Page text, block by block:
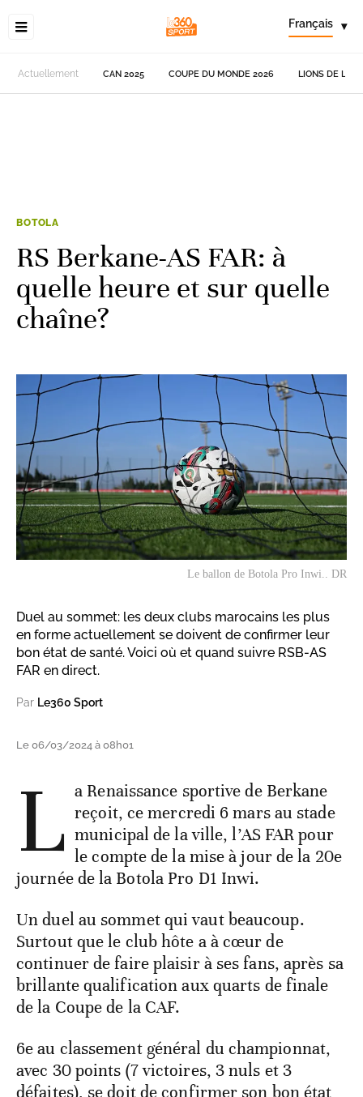
Français ▾
Actuellement CAN 2025 COUPE DU MONDE 2026 LIONS DE
BOTOLA
RS Berkane-AS FAR: à
quelle heure et sur quelle
chaîne?
Le ballon de Botola Pro Inwi.. DR
Duel au sommet: les deux clubs marocains les plus
en forme actuellement se doivent de confirmer leur
bon état de santé. Voici où et quand suivre RSB-AS
FAR en direct.
Par Le360 Sport
Le 06/03/2024 à 08h01
L a Renaissance sportive de Berkane
reçoit, ce mercredi 6 mars au stade
municipal de la ville, l’AS FAR pour
le compte de la mise à jour de la 20e
journée de la Botola Pro D1 Inwi.
Un duel au sommet qui vaut beaucoup.
Surtout que le club hôte a à cœur de
continuer de faire plaisir à ses fans, après sa
brillante qualification aux quarts de finale
de la Coupe de la CAF.
6e au classement général du championnat,
avec 30 points (7 victoires, 3 nuls et 3
défaites), se doit de confirmer son bon état